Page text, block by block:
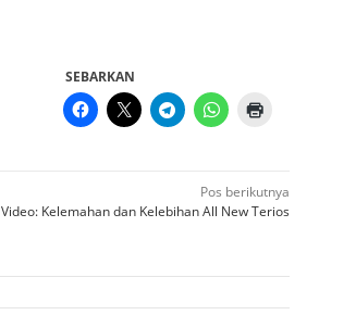
SEBARKAN
Pos berikutnya
Video: Kelemahan dan Kelebihan All New Terios